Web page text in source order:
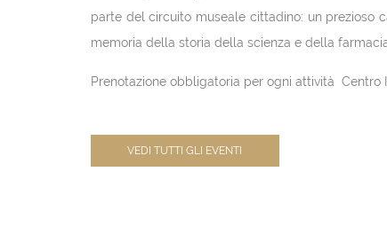
parte del circuito museale cittadino: un prezioso
memoria della storia della scienza e della
Prenotazione obbligatoria per ogni attività Centro
VEDI TUTTI GLI EVENTI